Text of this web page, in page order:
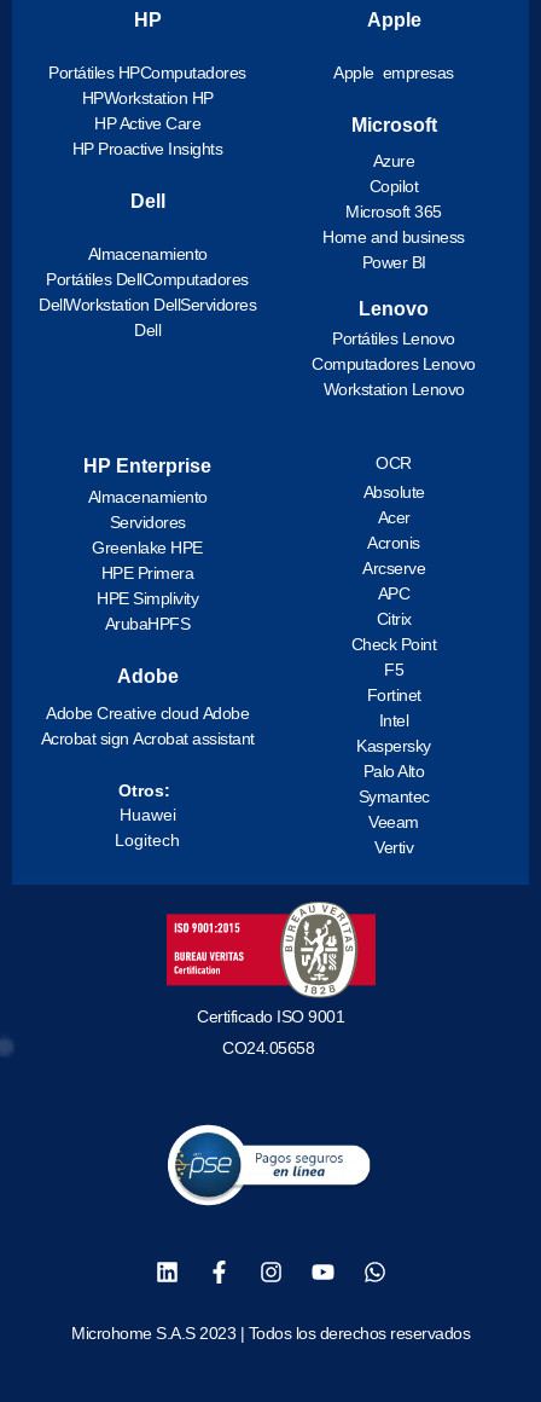
HP
Portátiles HPComputadores
HPWorkstation HP
HP Active Care
HP Proactive Insights
Dell
Almacenamiento
Portátiles DellComputadores
DellWorkstation DellServidores
Dell
Apple
Apple empresas
Microsoft
Azure
Copilot
Microsoft 365
Home and business
Power BI
Lenovo
Portátiles Lenovo
Computadores Lenovo
Workstation Lenovo
HP Enterprise
Almacenamiento
Servidores
Greenlake HPE
HPE Primera
HPE Simplivity
ArubaHPFS
Adobe
Adobe Creative cloud Adobe
Acrobat sign Acrobat assistant
Otros:
Huawei
Logitech
OCR
Absolute
Acer
Acronis
Arcserve
APC
Citrix
Check Point
F5
Fortinet
Intel
Kaspersky
Palo Alto
Symantec
Veeam
Vertiv
Certificado ISO 9001
CO24.05658
Microhome S.A.S 2023 | Todos los derechos reservados